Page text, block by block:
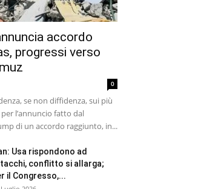
accordo
progressi verso
0
se non diffidenza, sui più
l’annuncio fatto dal
di un accordo raggiunto, in...
Usa rispondono ad
conflitto si allarga;
il Congresso,...